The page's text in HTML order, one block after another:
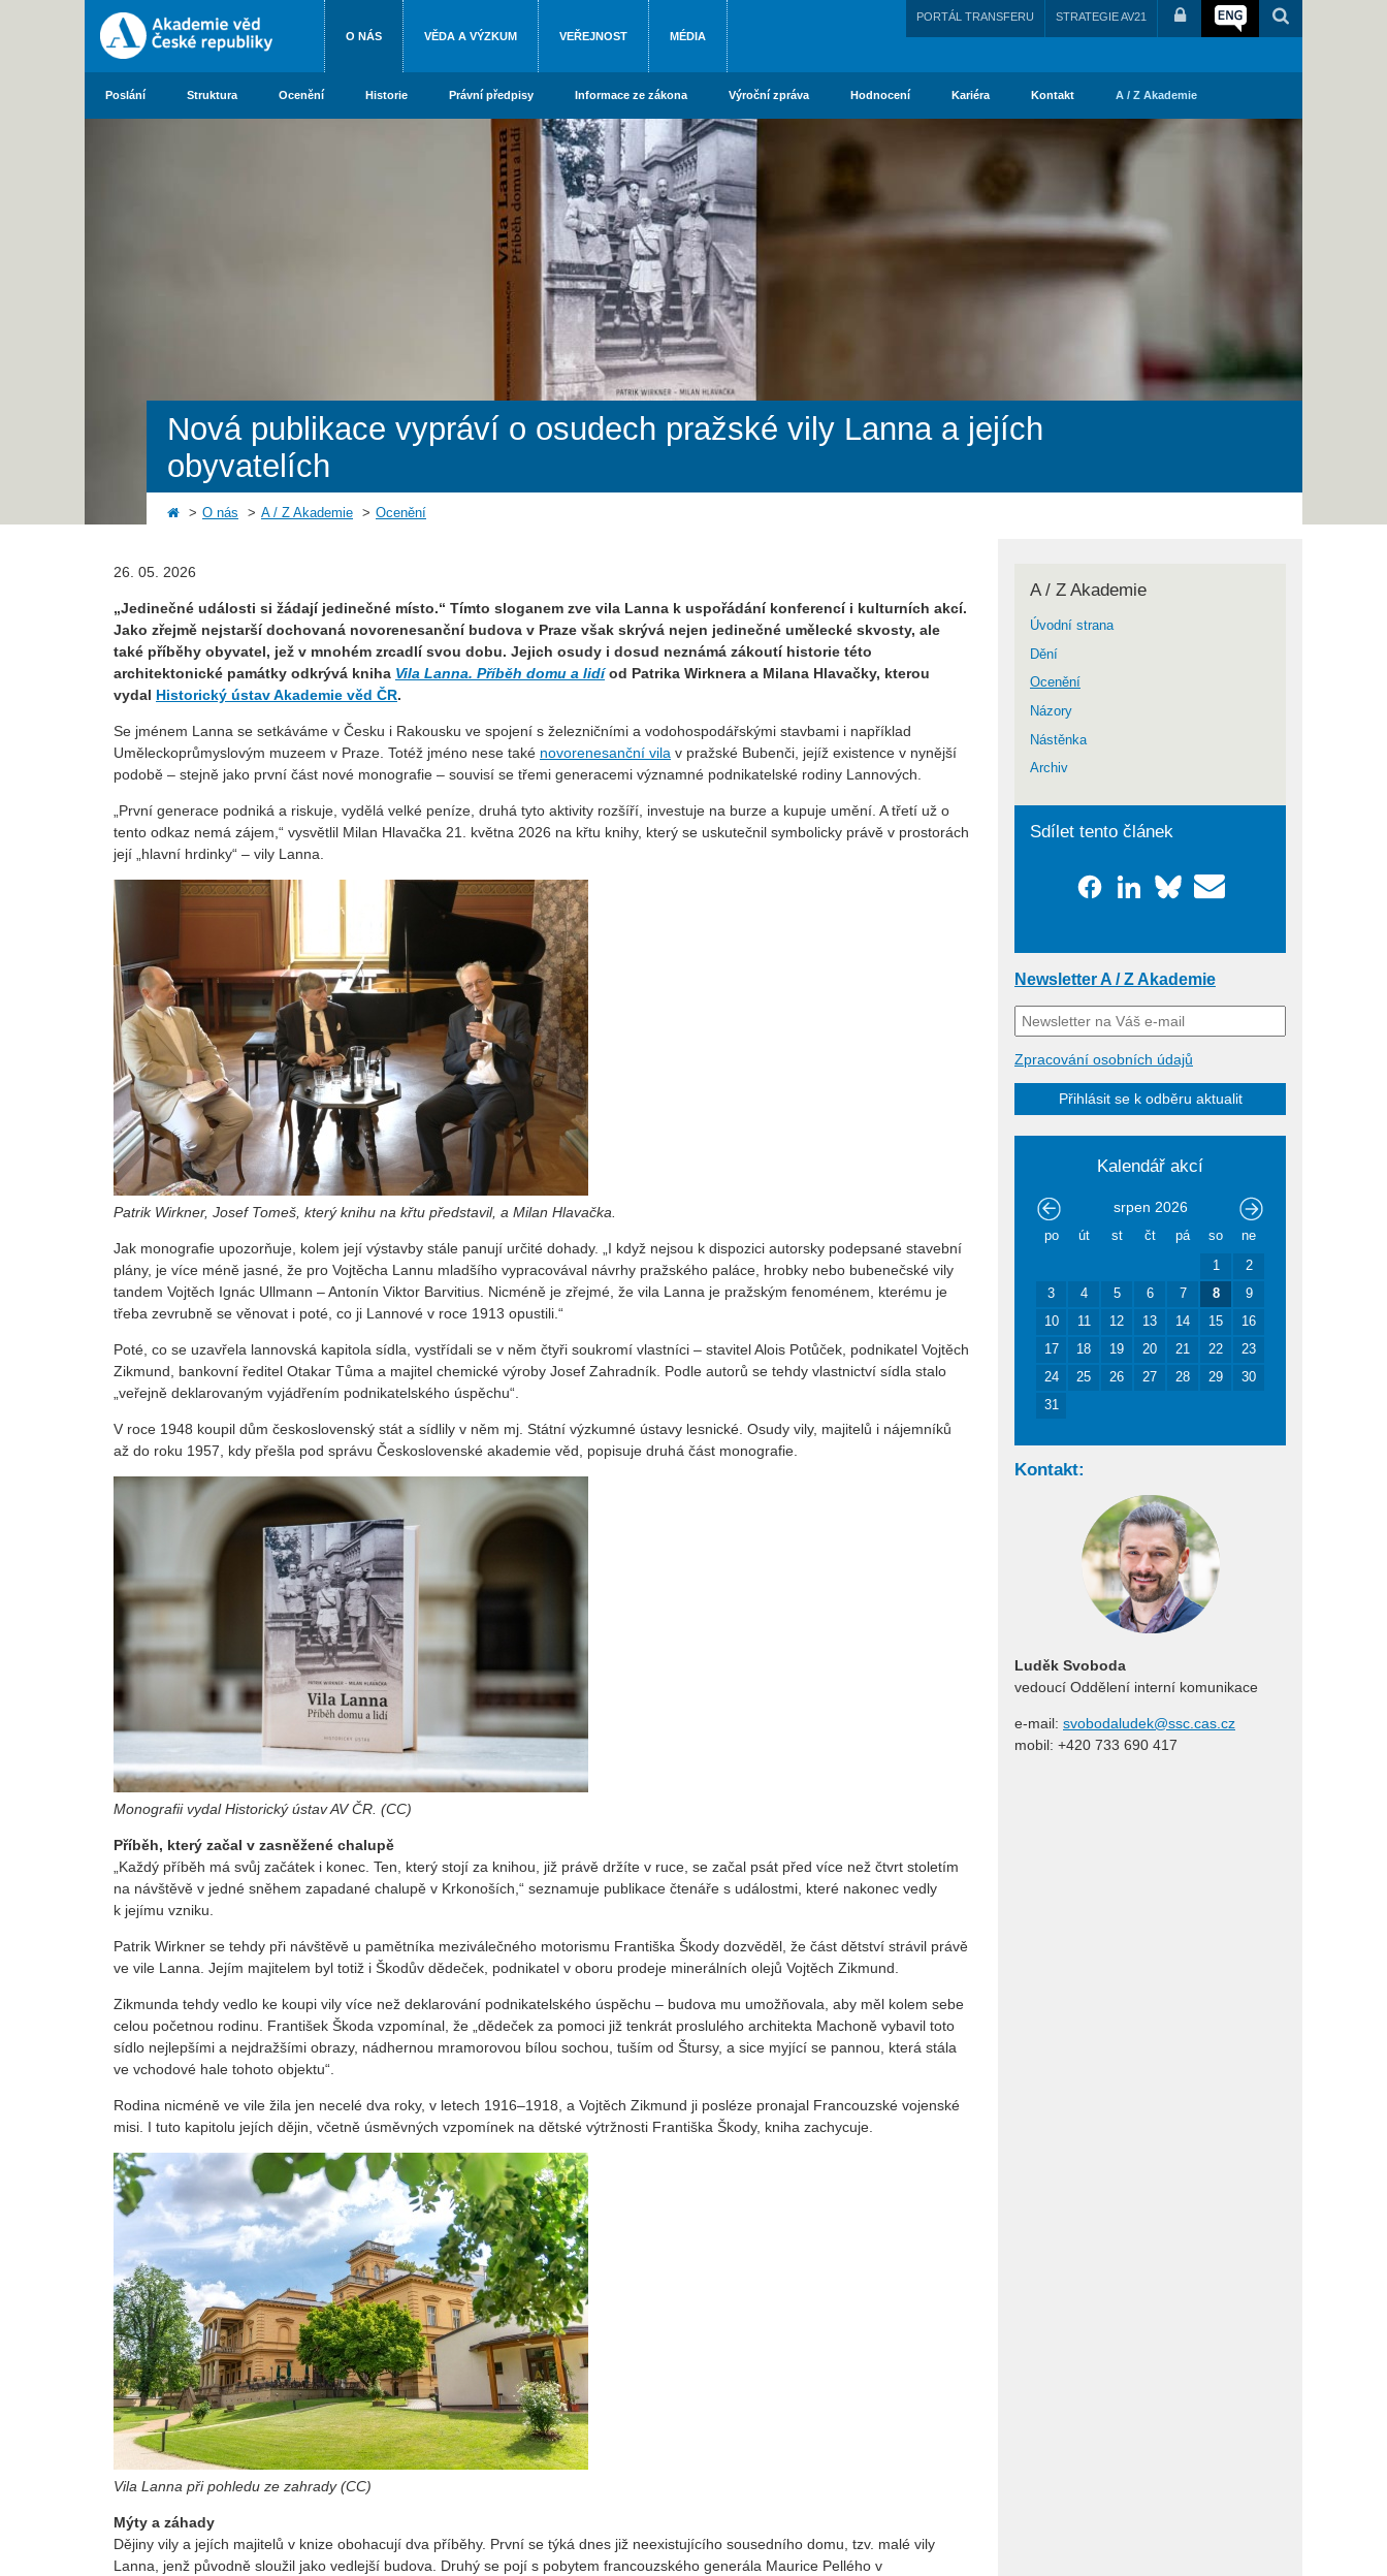
O NÁS VĚDA A VÝZKUM VEŘEJNOST MÉDIA
PORTÁL TRANSFERU STRATEGIE AV21
Poslání Struktura Ocenění Historie Právní předpisy Informace ze zákona Výroční zpráva Hodnocení Kariéra Kontakt A / Z Akademie
Nová publikace vypráví o osudech pražské vily Lanna a jejích
obyvatelích
O nás A / Z Akademie Ocenění
26. 05. 2026
„Jedinečné události si žádají jedinečné místo.“ Tímto sloganem zve vila Lanna k uspořádání konferencí i kulturních akcí.
Jako zřejmě nejstarší dochovaná novorenesanční budova v Praze však skrývá nejen jedinečné umělecké skvosty, ale
také příběhy obyvatel, jež v mnohém zrcadlí svou dobu. Jejich osudy i dosud neznámá zákoutí historie této
architektonické památky odkrývá kniha Vila Lanna. Příběh domu a lidíod Patrika Wirknera a Milana Hlavačky, kterou
vydal Historický ústav Akademie věd ČR.
Se jménem Lanna se setkáváme v Česku i Rakousku ve spojení s železničními a vodohospodářskými stavbami i například
Uměleckoprůmyslovým muzeem v Praze. Totéž jméno nese také novorenesanční vila v pražské Bubenči, jejíž existence v nynější
podobě – stejně jako první část nové monografie – souvisí se třemi generacemi významné podnikatelské rodiny Lannových.
„První generace podniká a riskuje, vydělá velké peníze, druhá tyto aktivity rozšíří, investuje na burze a kupuje umění. A třetí už o
tento odkaz nemá zájem,“ vysvětlil Milan Hlavačka 21. května 2026 na křtu knihy, který se uskutečnil symbolicky právě v prostorách
její „hlavní hrdinky“ – vily Lanna.
Patrik Wirkner, Josef Tomeš, který knihu na křtu představil, a Milan Hlavačka.
Jak monografie upozorňuje, kolem její výstavby stále panují určité dohady. „I když nejsou k dispozici autorsky podepsané stavební
plány, je více méně jasné, že pro Vojtěcha Lannu mladšího vypracovával návrhy pražského paláce, hrobky nebo bubenečské vily
tandem Vojtěch Ignác Ullmann – Antonín Viktor Barvitius. Nicméně je zřejmé, že vila Lanna je pražským fenoménem, kterému je
třeba zevrubně se věnovat i poté, co ji Lannové v roce 1913 opustili.“
Poté, co se uzavřela lannovská kapitola sídla, vystřídali se v něm čtyři soukromí vlastníci – stavitel Alois Potůček, podnikatel Vojtěch
Zikmund, bankovní ředitel Otakar Tůma a majitel chemické výroby Josef Zahradník. Podle autorů se tehdy vlastnictví sídla stalo
„veřejně deklarovaným vyjádřením podnikatelského úspěchu“.
V roce 1948 koupil dům československý stát a sídlily v něm mj. Státní výzkumné ústavy lesnické. Osudy vily, majitelů i nájemníků
až do roku 1957, kdy přešla pod správu Československé akademie věd, popisuje druhá část monografie.
Monografii vydal Historický ústav AV ČR. (CC)
Příběh, který začal v zasněžené chalupě
„Každý příběh má svůj začátek i konec. Ten, který stojí za knihou, již právě držíte v ruce, se začal psát před více než čtvrt stoletím
na návštěvě v jedné sněhem zapadané chalupě v Krkonoších,“ seznamuje publikace čtenáře s událostmi, které nakonec vedly
k jejímu vzniku.
Patrik Wirkner se tehdy při návštěvě u pamětníka meziválečného motorismu Františka Škody dozvěděl, že část dětství strávil právě
ve vile Lanna. Jejím majitelem byl totiž i Škodův dědeček, podnikatel v oboru prodeje minerálních olejů Vojtěch Zikmund.
Zikmunda tehdy vedlo ke koupi vily více než deklarování podnikatelského úspěchu – budova mu umožňovala, aby měl kolem sebe
celou početnou rodinu. František Škoda vzpomínal, že „dědeček za pomoci již tenkrát proslulého architekta Machoně vybavil toto
sídlo nejlepšími a nejdražšími obrazy, nádhernou mramorovou bílou sochou, tuším od Štursy, a sice myjící se pannou, která stála
ve vchodové hale tohoto objektu“.
Rodina nicméně ve vile žila jen necelé dva roky, v letech 1916–1918, a Vojtěch Zikmund ji posléze pronajal Francouzské vojenské
misi. I tuto kapitolu jejích dějin, včetně úsměvných vzpomínek na dětské výtržnosti Františka Škody, kniha zachycuje.
Vila Lanna při pohledu ze zahrady (CC)
Mýty a záhady
Dějiny vily a jejích majitelů v knize obohacují dva příběhy. První se týká dnes již neexistujícího sousedního domu, tzv. malé vily
Lanna, jenž původně sloužil jako vedlejší budova. Druhý se pojí s pobytem francouzského generála Maurice Pellého v
A / Z Akademie
Úvodní strana
Dění
Ocenění
Názory
Nástěnka
Archiv
Sdílet tento článek
Newsletter A / Z Akademie
Zpracování osobních údajů
Přihlásit se k odběru aktualit
Kalendář akcí
srpen 2026
po út st čt pá so ne
1
2
3
4 5 6 7 8
9
10
11 12 13 14 15
16
17
18 19 20 21 22
23
24
25 26 27 28 29
30
31
Kontakt:
Luděk Svoboda
vedoucí Oddělení interní komunikace
e-mail: svobodaludek@ssc.cas.cz
mobil: +420 733 690 417